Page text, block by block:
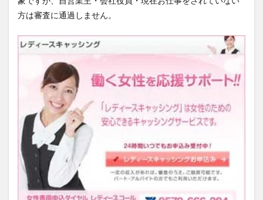
方は審査に通過しません。